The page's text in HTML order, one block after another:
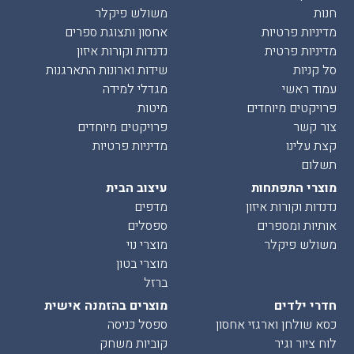
חנות
מדיניות פרטיות
מדיניות פרטית
סל קניות
עמוד ראשי
פרויקטים מיוחדים
צור קשר
קצת עלינו
תשלום
משולש פיקלר
אחסון ותצוגת ספרים
נדנדות וקורות איזון
שידות וארונות התארגנות
מגדלי למידה
מיטות
פרויקטים מיוחדים
מדיניות פרטיות
מוצרי התפתחות
נדנדות וקורות איזון
אותיות ומספרים
משולש פיקלר
עיצוב הבית
מדפים
ספסלים
מוצרי נוי
מוצרי בטון
ברזל
חדרי ילדים
כסא שולחן וארגזי אחסון
לוח ציור וגיר
מוצרים בהזמנה אישית
ספסל כניסה
קוביות משחק